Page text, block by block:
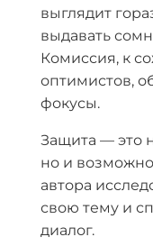
выглядит
выдавать
Комиссия, к
оптимистов,
фокусы.
Защита — это
но и
автора
свою тему и
диалог.